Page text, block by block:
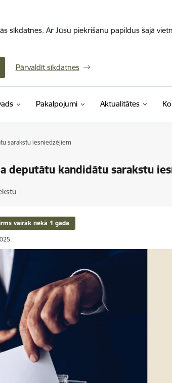
sīkdatnes. Ar Jūsu piekrišanu papildus šajā
Pārvaldīt sīkdatnes
Pakalpojumi Aktualitātes
sarakstu iesniedzējiem
deputātu kandidātu sarakstu
vairāk nekā 1 gada